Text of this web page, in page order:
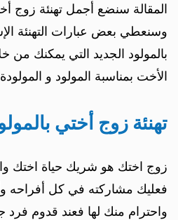
المقالة سنضع أجمل تهنئة زوج
وسنعطي بعض عبارات التهنئة
بالمولود الجديد التي يمكنك من
الأخت بمناسبة المولود و
تهنئة زوج أختي
زوج اختك هو شريك حياة اختك
فعليك مشاركته في كل أفراحه
واحترام منك لها فعند قدوم فرد